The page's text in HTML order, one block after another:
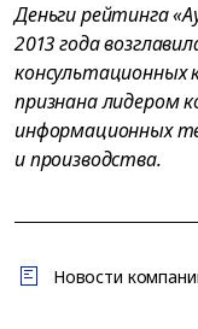
Деньги рейтинга
2013 года
консультационных
признана лидером
информационных
и производства.
Новости